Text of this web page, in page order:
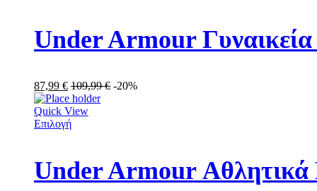
Under Armour
87,99 € 109,99€ -20%
Quick View
Επιλογή